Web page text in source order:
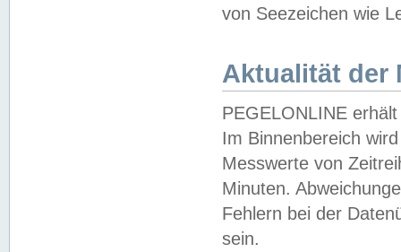
von Seezeichen wie
Aktualität der
PEGELONLINE
Im Binnenbereich
Messwerte von
Minuten.
Fehlern bei der
sein.